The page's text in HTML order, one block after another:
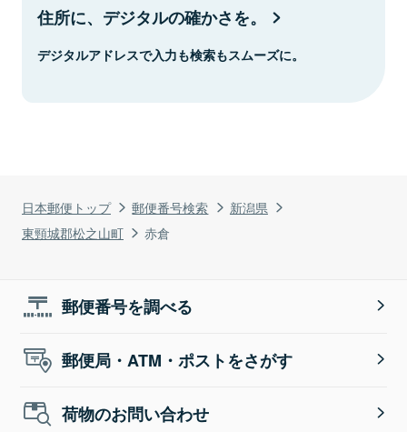
日本郵便トップ 郵便番号検索
新潟県
東頸城郡松之山町
赤倉
住所に、デジタルの確かさを。
デジタルアドレスで入力も検索もスムーズに。
郵便番号を調べる
郵便局・ATM・ポストをさがす
荷物のお問い合わせ